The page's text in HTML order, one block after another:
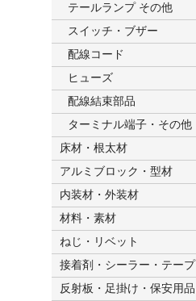
テールランプ その他
スイッチ・ブザー
配線コード
ヒューズ
配線結束部品
ターミナル端子・その他
床材・根太材
アルミブロック・型材
内装材・外装材
材料・素材
ねじ・リベット
接着剤・シーラー・テープ
反射板・足掛け・保安用品